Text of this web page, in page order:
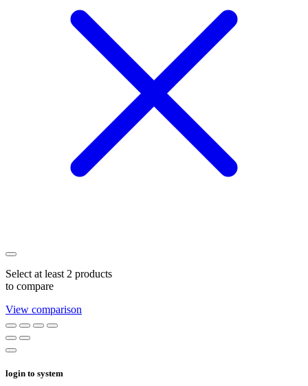
Select at least 2 products
to compare
View comparison
login to system